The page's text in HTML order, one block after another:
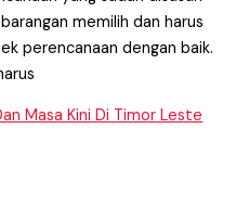
memilih dan harus
perencanaan dengan baik.
Masa Kini Di Timor Leste